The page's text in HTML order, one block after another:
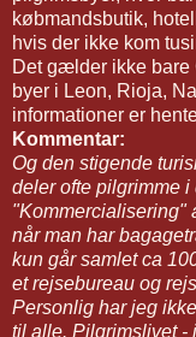
købmandsbutik,
hvis der ikke kom
Det gælder ikke
byer i Leon, Rioja,
informationer er
Kommentar:
Og den stigende
deler ofte pilgrimme
"Kommercialisering"
når man har
kun går samlet ca
et rejsebureau og
Personlig har jeg
til alle. Pilgrimslivet